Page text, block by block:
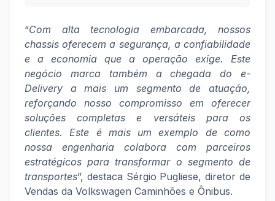
“Com alta tecnologia embarcada, nossos
chassis oferecem a segurança, a confiabilidade
e a economia que a operação exige. Este
negócio marca também a chegada do e-
Delivery a mais um segmento de atuação,
reforçando nosso compromisso em oferecer
soluções completas e versáteis para os
clientes. Este é mais um exemplo de como
nossa engenharia colabora com parceiros
estratégicos para transformar o segmento de
transportes”, destaca Sérgio Pugliese, diretor de
Vendas da Volkswagen Caminhões e Ônibus.